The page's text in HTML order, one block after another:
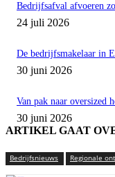
Bedrijfsafval afvoeren
24 juli 2026
De bedrijfsmakelaar in
30 juni 2026
Van pak naar oversized
30 juni 2026
ARTIKEL GAAT
Bedrijfsnieuws Regionale